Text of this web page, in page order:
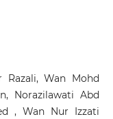
Razali, Wan Mohd
Norazilawati Abd
, Wan Nur Izzati